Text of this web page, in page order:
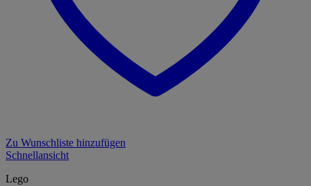
Zu Wunschliste hinzufügen
Schnellansicht
Lego